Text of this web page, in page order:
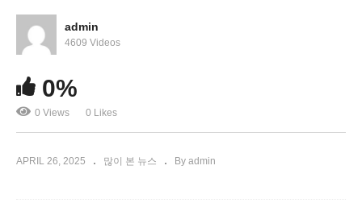
트럼프 관세 ‘13개 주 소송, 대형 소매업체 빈 선반 경
admin
4609 Videos
0%
0 Views 0 Likes
APRIL 26, 2025 많이 본 뉴스 By admin